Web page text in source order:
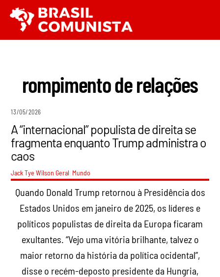
para
o
rompimento de relações
13/05/2026
A “internacional” populista de direita se
fragmenta enquanto Trump administra o
caos
Jack Tye Wilson Geral Mundo
Quando Donald Trump retornou à Presidência dos
Estados Unidos em janeiro de 2025, os líderes e
políticos populistas de direita da Europa ficaram
exultantes. “Vejo uma vitória brilhante, talvez o
maior retorno da história da política ocidental”,
disse o recém-deposto presidente da Hungria,